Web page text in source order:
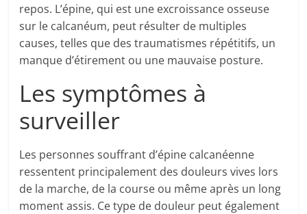
repos. L’épine, qui est une excroissance osseuse
sur le calcanéum, peut résulter de multiples
causes, telles que des traumatismes répétitifs, un
manque d’étirement ou une mauvaise posture.
Les symptômes à
surveiller
Les personnes souffrant d’épine calcanéenne
ressentent principalement des douleurs vives lors
de la marche, de la course ou même après un long
moment assis. Ce type de douleur peut également